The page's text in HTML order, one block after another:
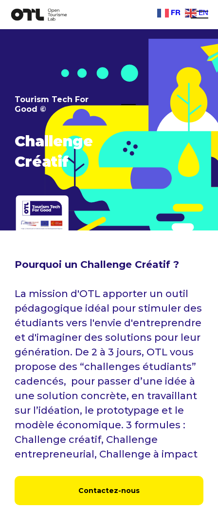
FR EN
Tourism Tech For
Good ©
Challenge
Créatif
Pourquoi un Challenge Créatif ?
La mission d'OTL apporter un outil
pédagogique idéal pour stimuler des
étudiants vers l'envie d'entreprendre
et d'imaginer des solutions pour leur
génération. De 2 à 3 jours, OTL vous
propose des “challenges étudiants”
cadencés, pour passer d’une idée à
une solution concrète, en travaillant
sur l’idéation, le prototypage et le
modèle économique. 3 formules :
Challenge créatif, Challenge
entrepreneurial, Challenge à impact
Contactez-nous